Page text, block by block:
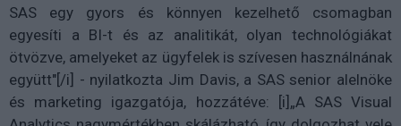
SAS egy gyors és könnyen kezelhető csomagban
egyesíti a BI-t és az analitikát, olyan technológiákat
ötvözve, amelyeket az ügyfelek is szívesen használnának
együtt"[/i] - nyilatkozta Jim Davis, a SAS senior alelnöke
és marketing igazgatója, hozzátéve: [i]„A SAS Visual